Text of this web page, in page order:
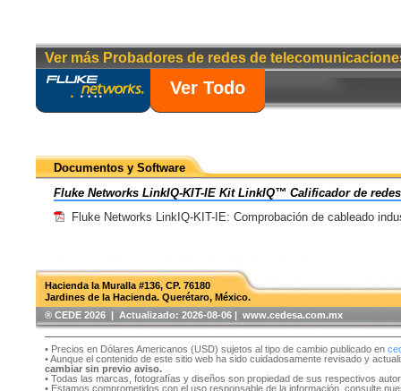
Ver más Probadores de redes de
Ver Todo
Documentos y Software
Fluke Networks LinkIQ-KIT-IE Kit LinkIQ™ Calificador de
Fluke Networks LinkIQ-KIT-IE: Comprobación de cableado
Hacienda la Muralla #136, CP. 76180
Jardines de la Hacienda. Querétaro, México.
®️ CEDE 2026 | Actualizado: 2026-08-06 | www.cedesa.com.mx
• Precios en Dólares Americanos (USD) sujetos al tipo de cambio publicado en
• Aunque el contenido de este sitio web ha sido cuidadosamente revisado y
cambiar sin previo aviso.
• Todas las marcas, fotografías y diseños son propiedad de sus respectivos
• Estamos comprometidos con el uso responsable de la información, consulte